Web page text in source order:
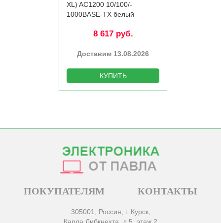
XL) AC1200 10/­100/­
1000BASE-TX белый
8 617 руб.
Доставим 13.08.2026
КУПИТЬ
ПОКУПАТЕЛЯМ КОНТАКТЫ
305001, Россия, г. Курск,